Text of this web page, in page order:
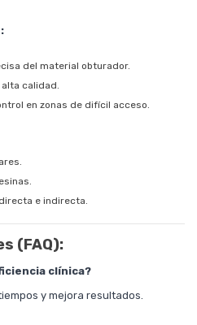
del material obturador.
calidad.
en zonas de difícil acceso.
e indirecta.
(FAQ):
clínica?
y mejora resultados.